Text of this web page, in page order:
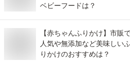
ベビーフードは？
【赤ちゃんふりかけ】市販
人気や無添加など美味しいふ
りかけのおすすめは？